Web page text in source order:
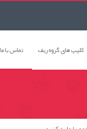
کلیپ های گروه ریف تماس با ما